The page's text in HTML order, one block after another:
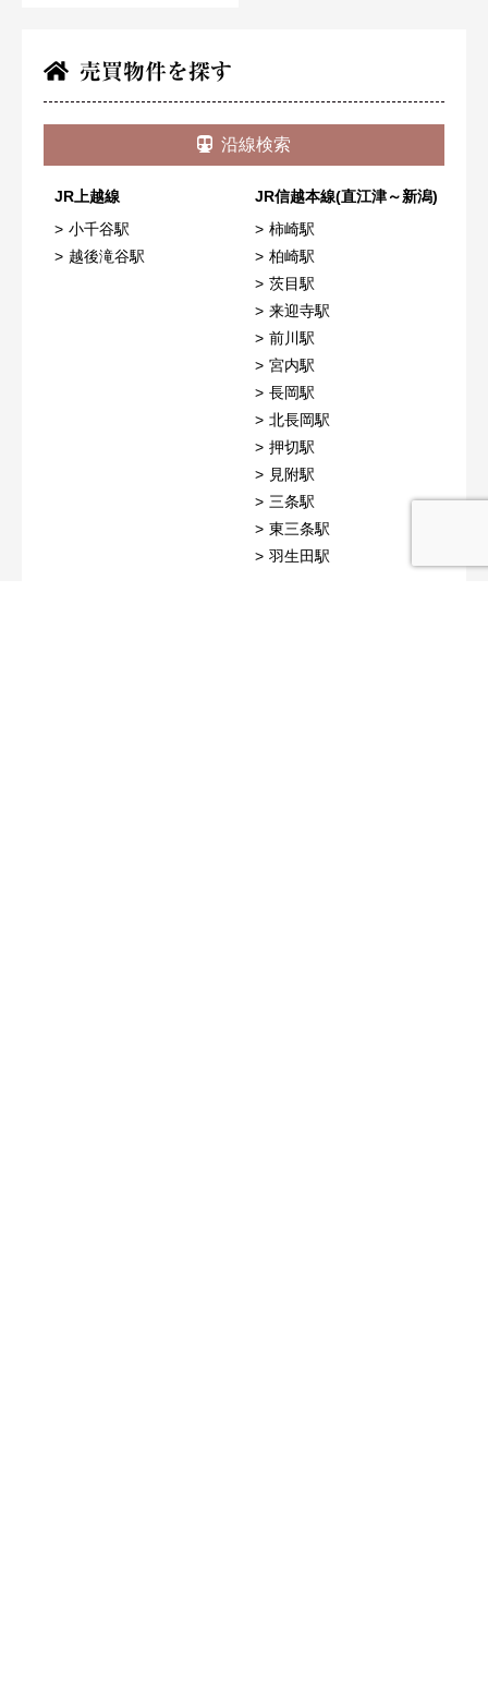
売買物件を探す
沿線検索
JR上越線
小千谷駅
越後滝谷駅
JR信越本線(直江津～新潟)
柿崎駅
柏崎駅
茨目駅
来迎寺駅
前川駅
宮内駅
長岡駅
北長岡駅
押切駅
見附駅
三条駅
東三条駅
羽生田駅